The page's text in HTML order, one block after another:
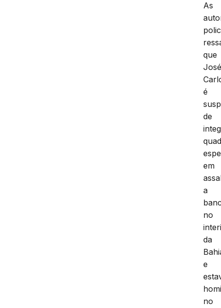
As
que
é
de
em
a
no
da
e
no